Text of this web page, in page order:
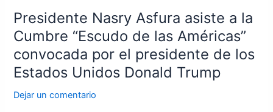
Presidente Nasry Asfura asiste a la
Cumbre “Escudo de las Américas”
convocada por el presidente de los
Estados Unidos Donald Trump
Dejar un comentario